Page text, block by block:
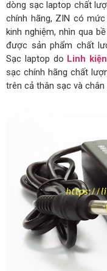
dòng sạc laptop chất
chính hãng, ZIN có
kinh nghiệm, nhìn qua
được sản phẩm chất
Sạc laptop do Linh
sạc chính hãng chất
trên cả thân sạc và chân